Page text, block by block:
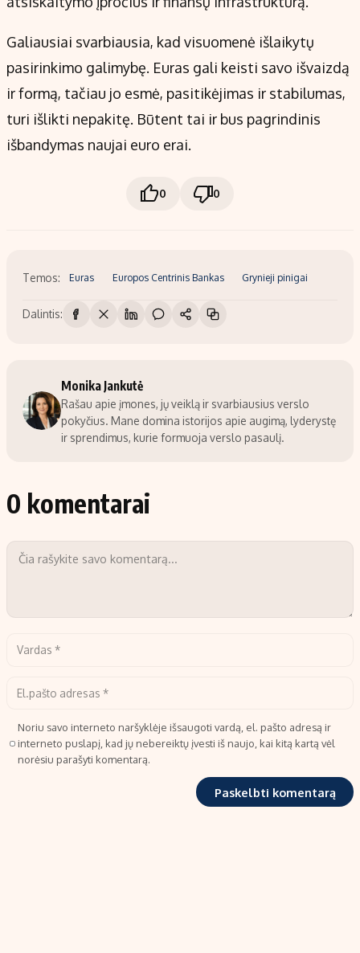
Galiausiai svarbiausia, kad visuomenė išlaikytų
pasirinkimo galimybę. Euras gali keisti savo išvaizdą
ir formą, tačiau jo esmė, pasitikėjimas ir stabilumas,
turi išlikti nepakitę. Būtent tai ir bus pagrindinis
išbandymas naujai euro erai.
0 0
Temos: Euras Europos Centrinis Bankas Grynieji pinigai
Dalintis:
Monika Jankutė
Rašau apie įmones, jų veiklą ir svarbiausius verslo
pokyčius. Mane domina istorijos apie augimą, lyderystę
ir sprendimus, kurie formuoja verslo pasaulį.
0 komentarai
Noriu savo interneto naršyklėje išsaugoti vardą, el. pašto adresą ir
interneto puslapį, kad jų nebereiktų įvesti iš naujo, kai kitą kartą vėl
norėsiu parašyti komentarą.